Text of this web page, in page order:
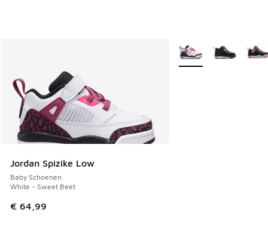
Jordan Spizike Low
Baby Schoenen
White - Sweet Beet
€ 64,99
Meer kleuren